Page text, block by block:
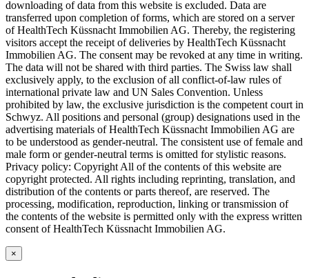
downloading of data from this website is excluded. Data are
transferred upon completion of forms, which are stored on a server
of HealthTech Küssnacht Immobilien AG. Thereby, the registering
visitors accept the receipt of deliveries by HealthTech Küssnacht
Immobilien AG. The consent may be revoked at any time in writing.
The data will not be shared with third parties. The Swiss law shall
exclusively apply, to the exclusion of all conflict-of-law rules of
international private law and UN Sales Convention. Unless
prohibited by law, the exclusive jurisdiction is the competent court in
Schwyz. All positions and personal (group) designations used in the
advertising materials of HealthTech Küssnacht Immobilien AG are
to be understood as gender-neutral. The consistent use of female and
male form or gender-neutral terms is omitted for stylistic reasons.
Privacy policy: Copyright All of the contents of this website are
copyright protected. All rights including reprinting, translation, and
distribution of the contents or parts thereof, are reserved. The
processing, modification, reproduction, linking or transmission of
the contents of the website is permitted only with the express written
consent of HealthTech Küssnacht Immobilien AG.
×